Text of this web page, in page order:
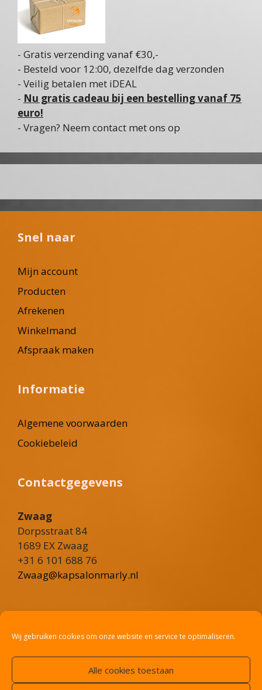
Wij gebruiken cookies om onze website en service te optimaliseren.
Alle cookies toestaan
- Gratis verzending vanaf €30,-
- Besteld voor 12:00, dezelfde dag verzonden
- Veilig betalen met iDEAL
- Nu gratis cadeau bij een bestelling vanaf 75
euro!
- Vragen? Neem contact met ons op
Snel naar
Mijn account
Producten
Afrekenen
Winkelmand
Afspraak maken
Informatie
Algemene voorwaarden
Cookiebeleid
Contactgegevens
Zwaag
Dorpsstraat 84
1689 EX Zwaag
+31 6 101 688 76
Zwaag@kapsalonmarly.nl
Rustenburgerweg 101
Heerhugowaard@kapsalonmarly.nl